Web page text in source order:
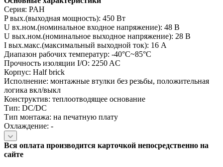
Серия: PAH
P вых.(выходная мощность): 450 Вт
U вх.ном.(номинальное входное напряжение): 48 В
U вых.ном.(номинальное выходное напряжение): 28 В
I вых.макс.(максимальный выходной ток): 16 А
Диапазон рабочих температур: -40°C~85°C
Прочность изоляции I/O: 2250 AC
Корпус: Half brick
Исполнение: монтажные втулки без резьбы, положительная
логика вкл/выкл
Конструктив: теплоотводящее основание
Тип: DC/DC
Тип монтажа: на печатную плату
Охлаждение: -
Вся оплата производится карточкой непосредственно на
сайте